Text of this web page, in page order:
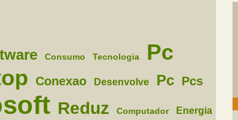
Consumo Tecnologia
Pc
Conexao Desenvolve Pc Pcs
Reduz Computador Energia